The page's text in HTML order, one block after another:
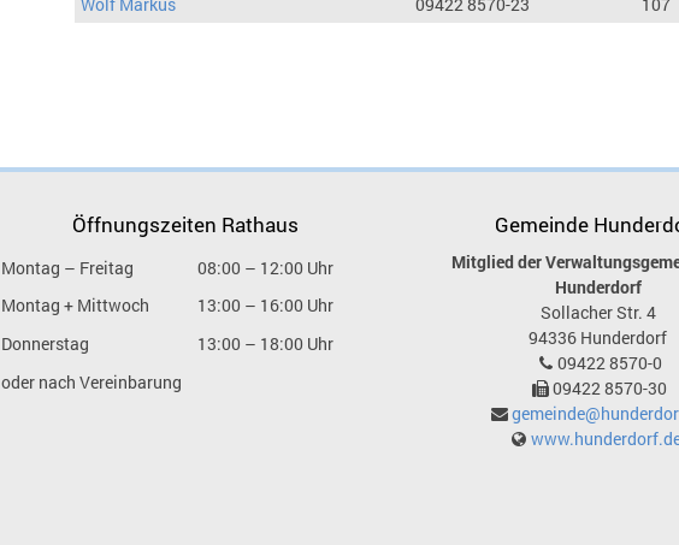
Öffnungszeiten Rathaus
Montag – Freitag
08:00 – 12:00 Uhr
Montag + Mittwoch
13:00 – 16:00 Uhr
Donnerstag
13:00 – 18:00 Uhr
oder nach Vereinbarung
Gemeinde
Mitglied der
Hunderdorf
Sollacher Str. 4
94336 Hunderdorf
09422 8570-0
09422 8570-30